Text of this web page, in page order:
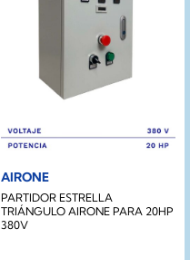
AIRONE
PARTIDOR ESTRELLA
TRIÁNGULO AIRONE PARA 20HP
380V